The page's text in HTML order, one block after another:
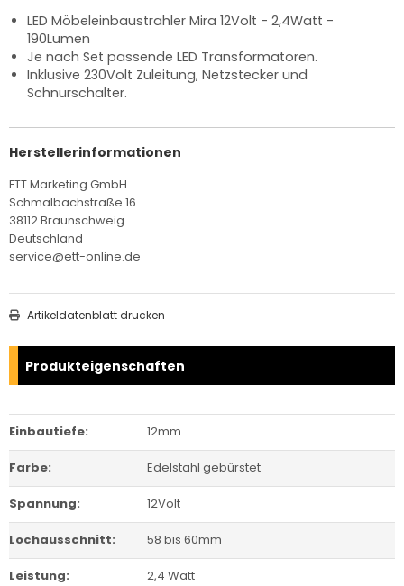
LED Möbeleinbaustrahler Mira 12Volt - 2,4Watt -
190Lumen
Je nach Set passende LED Transformatoren.
Inklusive 230Volt Zuleitung, Netzstecker und
Schnurschalter.
Herstellerinformationen
ETT Marketing GmbH
Schmalbachstraße 16
38112 Braunschweig
Deutschland
service@ett-online.de
Artikeldatenblatt drucken
Produkteigenschaften
Einbautiefe: 12mm
Farbe: Edelstahl gebürstet
Spannung: 12Volt
Lochausschnitt: 58 bis 60mm
Leistung: 2,4 Watt